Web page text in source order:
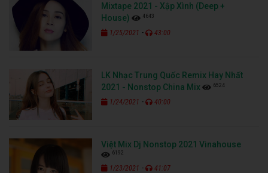
Mixtape 2021 - Xập Xình (Deep +
House)
4643
1/25/2021 - 43:00
LK Nhạc Trung Quốc Remix Hay Nhất
2021 - Nonstop China Mix
6524
1/24/2021 - 40:00
Việt Mix Dj Nonstop 2021 Vinahouse
6192
1/23/2021 - 41:07